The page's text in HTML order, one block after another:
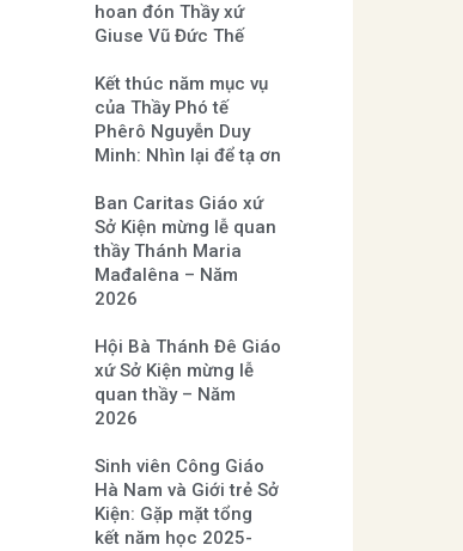
hoan đón Thầy xứ
Giuse Vũ Đức Thế
Kết thúc năm mục vụ
của Thầy Phó tế
Phêrô Nguyễn Duy
Minh: Nhìn lại để tạ ơn
Ban Caritas Giáo xứ
Sở Kiện mừng lễ quan
thầy Thánh Maria
Mađalêna – Năm
2026
Hội Bà Thánh Đê Giáo
xứ Sở Kiện mừng lễ
quan thầy – Năm
2026
Sinh viên Công Giáo
Hà Nam và Giới trẻ Sở
Kiện: Gặp mặt tổng
kết năm học 2025-